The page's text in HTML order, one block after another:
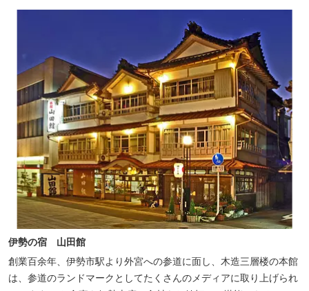
伊勢の宿 山田館
創業百余年、伊勢市駅より外宮への参道に面し、木造三層楼の本館
は、参道のランドマークとしてたくさんのメディアに取り上げられ